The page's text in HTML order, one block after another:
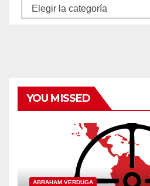
Autores
YOU MISSED
ABRAHAM VERDUGA